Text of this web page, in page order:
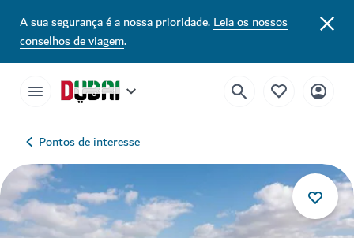
A sua segurança é a nossa prioridade.Leia os nossos
conselhos de viagem.
Pontos de interesse